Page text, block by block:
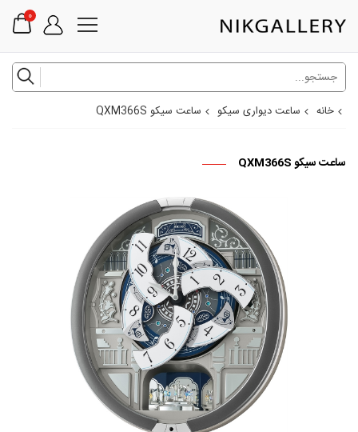
0
خانه ساعت دیواری سیکو ساعت سیکو QXM366S
ساعت سیکو QXM366S